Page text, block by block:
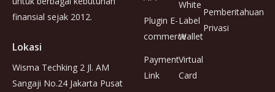
finansial sejak 2012.
Lokasi
Wisma Techking 2 Jl. AM
Sangaji No.24 Jakarta Pusat
Plugin E-
commerce
Payment
Link
White
Label
Wallet
Virtual
Card
Pemberitahuan
Privasi